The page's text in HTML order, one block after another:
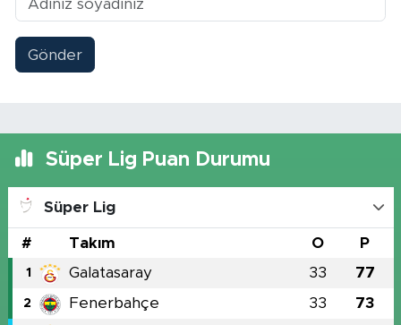
Gönder
Süper Lig Puan Durumu
Süper Lig
# Takım O P
1 Galatasaray 33 77
2 Fenerbahçe 33 73